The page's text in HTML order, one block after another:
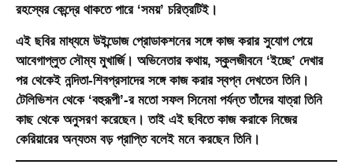
রহস্যের কেন্দ্রে থাকতে পারে ‘সময়’ চরিত্রটিই।
এই ছবির মাধ্যমে উইন্ডোজ প্রোডাকশনের সঙ্গে কাজ করার সুযোগ পেয়ে
আবেগাপ্লুত সৌম্য মুখার্জি। অভিনেতার কথায়, স্কুলজীবনে ‘ইচ্ছে’ দেখার
পর থেকেই নন্দিতা-শিবপ্রসাদের সঙ্গে কাজ করার স্বপ্ন দেখতেন তিনি।
টেলিভিশন থেকে ‘বহুরূপী’-র মতো সফল সিনেমা পর্যন্ত তাঁদের যাত্রা তিনি
কাছ থেকে অনুসরণ করেছেন। তাই এই ছবিতে কাজ করাকে নিজের
কেরিয়ারের অন্যতম বড় প্রাপ্তি বলেই মনে করছেন তিনি।